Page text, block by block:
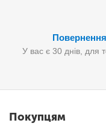
У вас є 30 днів, для
Покупцям